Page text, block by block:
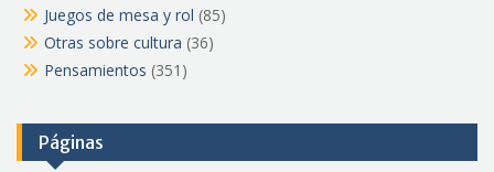
Juegos de mesa y rol (85)
Otras sobre cultura (36)
Pensamientos (351)
Páginas